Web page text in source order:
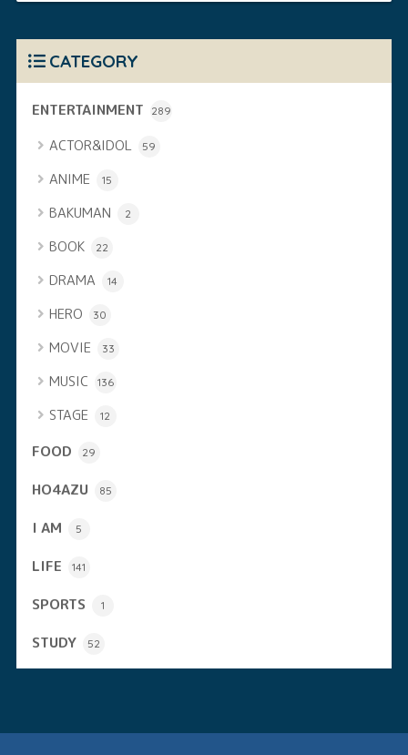
CATEGORY
ENTERTAINMENT 289
ACTOR&IDOL 59
ANIME 15
BAKUMAN 2
BOOK 22
DRAMA 14
HERO 30
MOVIE 33
MUSIC 136
STAGE 12
FOOD 29
HO4AZU 85
I AM 5
LIFE 141
SPORTS 1
STUDY 52